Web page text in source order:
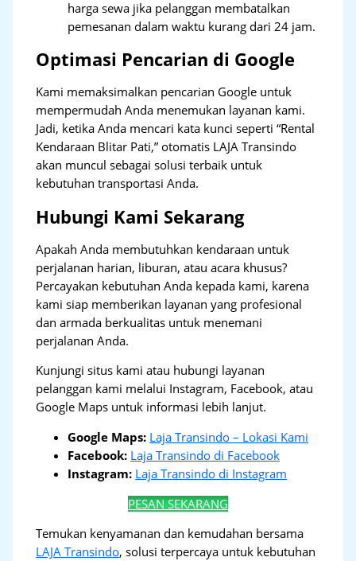
harga sewa jika pelanggan membatalkan
pemesanan dalam waktu kurang dari 24 jam.
Optimasi Pencarian di Google
Kami memaksimalkan pencarian Google untuk
mempermudah Anda menemukan layanan kami.
Jadi, ketika Anda mencari kata kunci seperti “Rental
Kendaraan Blitar Pati,” otomatis LAJA Transindo
akan muncul sebagai solusi terbaik untuk
kebutuhan transportasi Anda.
Hubungi Kami Sekarang
Apakah Anda membutuhkan kendaraan untuk
perjalanan harian, liburan, atau acara khusus?
Percayakan kebutuhan Anda kepada kami, karena
kami siap memberikan layanan yang profesional
dan armada berkualitas untuk menemani
perjalanan Anda.
Kunjungi situs kami atau hubungi layanan
pelanggan kami melalui Instagram, Facebook, atau
Google Maps untuk informasi lebih lanjut.
Google Maps: Laja Transindo – Lokasi Kami
Facebook: Laja Transindo di Facebook
Instagram: Laja Transindo di Instagram
PESAN SEKARANG
Temukan kenyamanan dan kemudahan bersama
LAJA Transindo, solusi terpercaya untuk kebutuhan